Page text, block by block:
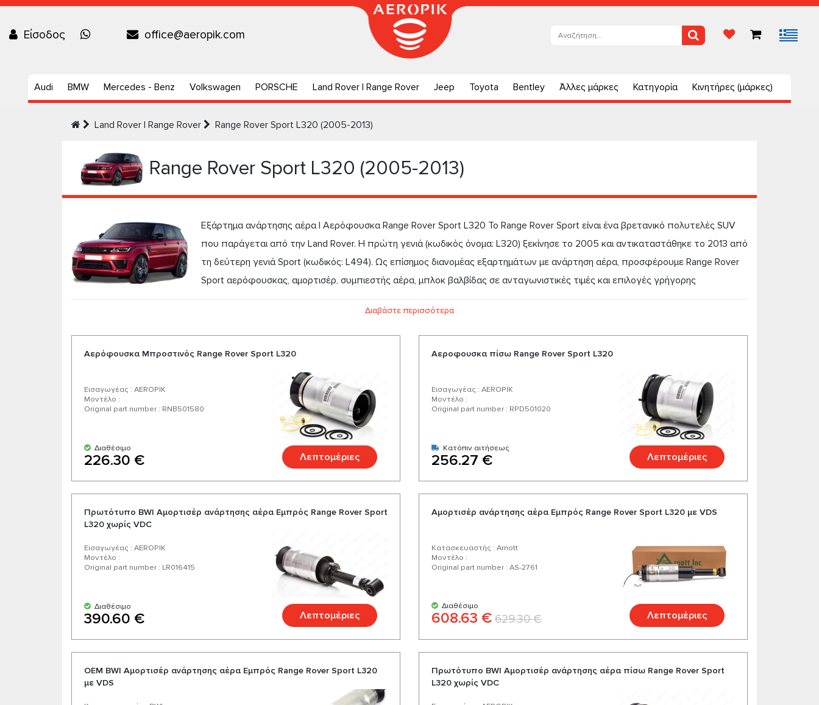
Είσοδος office@aeropik.com
Audi BMW Mercedes - Benz Volkswagen PORSCHE Land Rover | Range Rover Jeep Toyota Bentley Άλλες μάρκες Κατηγορία Κινητήρες (μάρκες)
Land Rover | Range Rover Range Rover Sport L320 (2005-2013)
Range Rover Sport L320 (2005-2013)
Εξάρτημα ανάρτησης αέρα | Αερόφουσκα Range Rover Sport L320 Το Range Rover Sport είναι ένα βρετανικό πολυτελές SUV
που παράγεται από την Land Rover. Η πρώτη γενιά (κωδικός όνομα: L320) ξεκίνησε το 2005 και αντικαταστάθηκε το 2013 από
τη δεύτερη γενιά Sport (κωδικός: L494). Ως επίσημος διανομέας εξαρτημάτων με ανάρτηση αέρα, προσφέρουμε Range Rover
Sport αερόφουσκας, αμορτισέρ, συμπιεστής αέρα, μπλοκ βαλβίδας σε ανταγωνιστικές τιμές και επιλογές γρήγορης
παράδοσης. Επιλέγοντας μας επιλέγετε ποιοτικά εξαρτήματα για την Range Rover Sport από αξιόπιστους κατασκευαστές της Γερμανίας και της Αμερικής.
Απολαύστε μια εξαιρετική σχέση τιμής-ποιότητας, μια πλούσια και μια ποικιλία από πάνω από 200 προϊόντα για το αυτοκίνητό σας.
Διαβάστε περισσότερα
Αερόφουσκα Μπροστινός Range Rover Sport L320
Εισαγωγέας : AEROPIK
Μοντέλο :
Original part number : RNB501580
Διαθέσιμο
226.30 € Λεπτομέριες
Αεροφουσκα πίσω Range Rover Sport L320
Εισαγωγέας : AEROPIK
Μοντέλο :
Original part number : RPD501020
Κατόπιν αιτήσεως
256.27 € Λεπτομέριες
Πρωτότυπο BWI Αμορτισέρ ανάρτησης αέρα Εμπρός Range Rover Sport
L320 χωρίς VDC
Εισαγωγέας : AEROPIK
Μοντέλο :
Original part number : LR016415
Διαθέσιμο
390.60 € Λεπτομέριες
Αμορτισέρ ανάρτησης αέρα Εμπρός Range Rover Sport L320 με VDS
Κατασκευαστής : Arnott
Μοντέλο :
Original part number : AS-2761
Διαθέσιμο
608.63 € 629.30 € Λεπτομέριες
OEM BWI Αμορτισέρ ανάρτησης αέρα Εμπρός Range Rover Sport L320
με VDS
Πρωτότυπο BWI Αμορτισέρ ανάρτησης αέρα πίσω Range Rover Sport
L320 χωρίς VDC